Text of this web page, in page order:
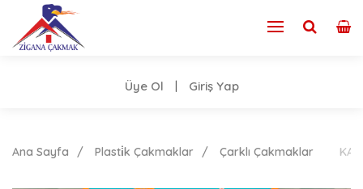
Üye Ol Giriş Yap
Ana Sayfa Plasti̇k Çakmaklar Çarklı Çakmaklar